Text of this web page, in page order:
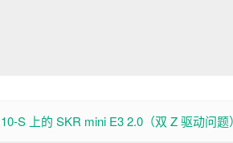
S 上的 SKR mini E3 2.0（双 Z 驱动问题